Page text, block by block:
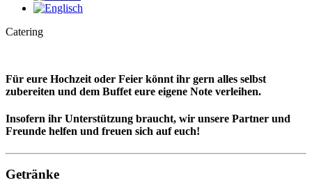
Catering
Für eure Hochzeit oder Feier könnt ihr gern alles selbst
zubereiten und dem Buffet eure eigene Note verleihen.
Insofern ihr Unterstützung braucht, wir unsere Partner und
Freunde helfen und freuen sich auf euch!
Getränke